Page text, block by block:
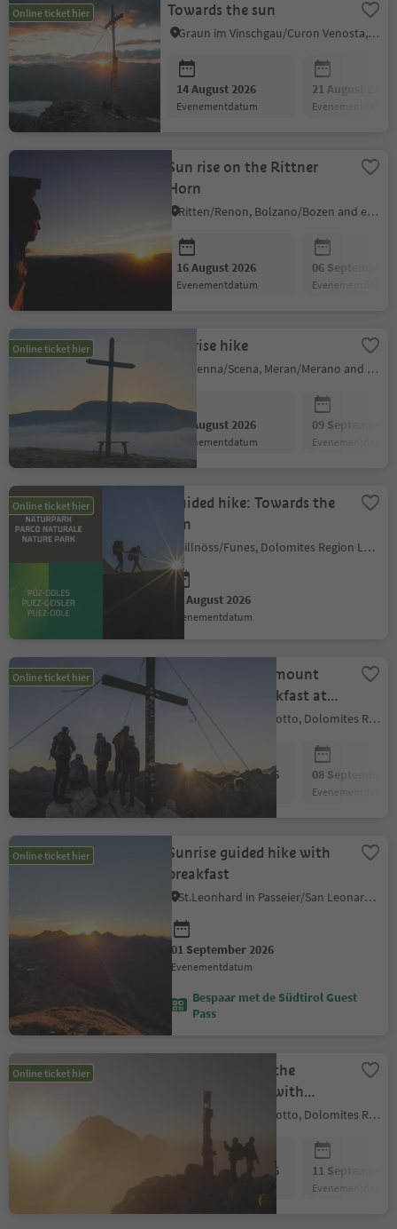
Online ticket hier Towards the sun
Graun im Vinschgau/Curon Venosta, Vinschgau/Val Venosta
14 August 2026
evenementdatum
21 August 2026
evenementdatum
Sun rise on the Rittner
Horn
Ritten/Renon, Bolzano/Bozen and environs
16 August 2026
evenementdatum
06 September
evenementdatum
Online ticket hier Sunrise hike
Schenna/Scena, Meran/Merano and environs
19 August 2026
evenementdatum
09 September
evenementdatum
Online ticket hier
Guided hike: Towards the
sun
Villnöss/Funes, Dolomites Region Lüsen Villnöss
20 August 2026
evenementdatum
Online ticket hier
Sunrise hike on mount
Sciliar with breakfast at
the Schlernhaus
mountain refuge
Kastelruth/Castelrotto, Dolomites Region Seiser Alm
01 September 2026 08 September
evenementdatum
Online ticket hier
Sunrise guided hike with
breakfast
St.Leonhard in Passeier/San Leonardo in Passiria, Meran/Merano and environs
01 September 2026
evenementdatum
Bespaar met de Südtirol Guest
Pass
Online ticket hier
Sunrise hike on the
Plattkofel peak with
breakfast @ the Plattkofel
mountain hut
Kastelruth/Castelrotto, Dolomites Region Seiser Alm
04 September 2026 11 September
evenementdatum